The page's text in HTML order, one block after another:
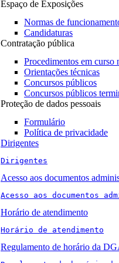
Espaço de Exposições
Normas de
Candidaturas
Contratação pública
Procedimentos em
Orientações técnicas
Concursos públicos
Concursos públicos
Proteção de dados pessoais
Formulário
Política de privacidade
Dirigentes
Dirigentes
Acesso aos documentos
Acesso aos documentos
Horário de atendimento
Horário de atendimento
Regulamento de horário da